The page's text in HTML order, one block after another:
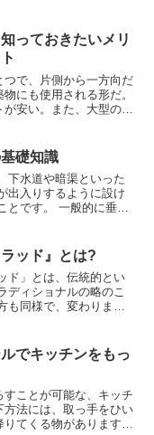
根」は三角の形になっ
風双方に合う屋根であ
も一般的な屋根形状
れる。「片流れ屋根」
が片方にしかなく、シ
ダンな仕上がりとな
重量鉄骨造や鉄筋コン
され、キューブ型の外
利用がしやすい。この
モダンで個性的な様々
する。
っておきたいメリ
で、片側から一方向だ
にも使用される形だ。
安い。また、大型の太
宅に取り入れられてい
られてきた。
とや、傾斜の上側から
などが挙げられる。
礎知識
下水道や暗渠といった
出入りするように設け
とです。
一般的に垂直
料点検用の空洞もマン
があります。下水など
埋設された電気や通信
としても使用されてい
とができない点検口の
ンホールには鋼鉄製の
とが一般的です。様々
道府県ごとに違う物な
際には、この蓋がなく
あり、内部にはタラッ
ることが多いです。
ッド』とは?
ド」とは、伝統的とい
ディショナルの略のこ
も同様で、変わりませ
ションスタイルとして
伝統を重んじたデザイ
を指し、傾向的にもト
が使われることがあり
紳士服の様式としてト
ことがありますが、曲
でキッチンをもっ
ことが可能な、キッチ
方法には、取っ手をひい
てくる物があります。